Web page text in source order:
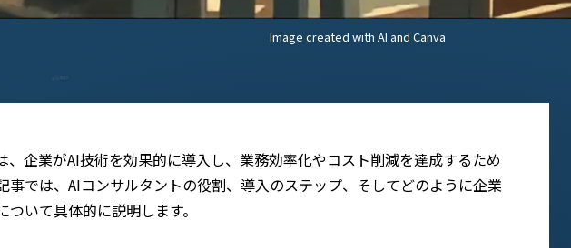
Image created with AI and Canva
、企業がAI技術を効果的に導入し、業務効率化やコスト削減を達成するため
事では、AIコンサルタントの役割、導入のステップ、そしてどのように企業
いて具体的に説明します。